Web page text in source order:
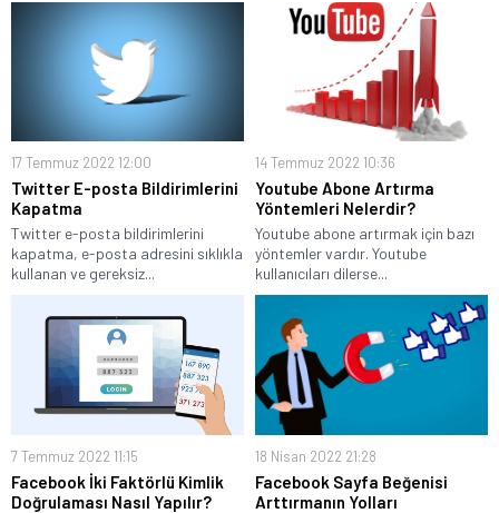
17 Temmuz 2022 12:00
Twitter E-posta Bildirimlerini
Kapatma
Twitter e-posta bildirimlerini
kapatma, e-posta adresini sıklıkla
kullanan ve gereksiz...
14 Temmuz 2022 10:36
Youtube Abone Artırma
Yöntemleri Nelerdir?
Youtube abone artırmak için bazı
yöntemler vardır. Youtube
kullanıcıları dilerse...
7 Temmuz 2022 11:15
Facebook İki Faktörlü Kimlik
Doğrulaması Nasıl Yapılır?
18 Nisan 2022 21:28
Facebook Sayfa Beğenisi
Arttırmanın Yolları